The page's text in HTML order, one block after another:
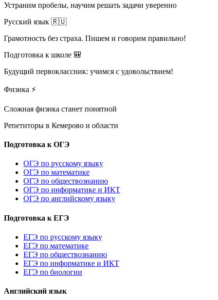
Устраним пробелы, научим решать задачи уверенно
Русский язык 🇷🇺
Грамотность без страха. Пишем и говорим правильно!
Подготовка к школе 🎒
Будущий первоклассник: учимся с удовольствием!
Физика ⚡
Сложная физика станет понятной
Репетиторы в Кемерово и области
Подготовка к ОГЭ
ОГЭ по русскому языку
ОГЭ по математике
ОГЭ по обществознанию
ОГЭ по информатике и ИКТ
ОГЭ по английскому языку
Подготовка к ЕГЭ
ЕГЭ по русскому языку
ЕГЭ по математике
ЕГЭ по обществознанию
ЕГЭ по информатике и ИКТ
ЕГЭ по биологии
Английский язык